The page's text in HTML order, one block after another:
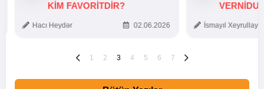
KIM FAVORITDIR?
Hacı Heydər 02.06.2026 İsmayıl
1 2 3 4 5 6 7